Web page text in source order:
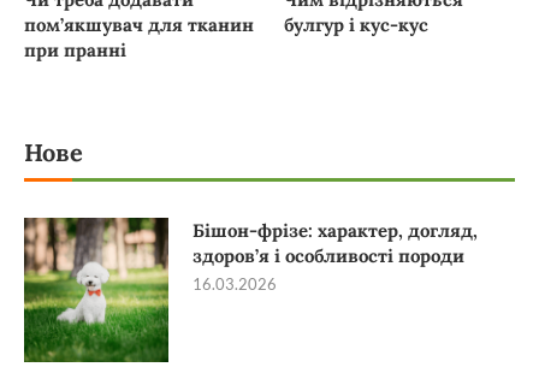
пом’якшувач для тканин
при пранні
булгур і кус-кус
Нове
Бішон-фрізе: характер, догляд,
здоров’я і особливості породи
16.03.2026